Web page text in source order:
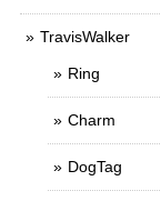
TravisWalker
Ring
Charm
DogTag